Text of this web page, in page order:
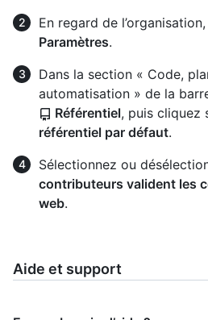
En regard de
Paramètres.
Dans la section « Code,
automatisation » de la
Référentiel, puis cliquez
référentiel par défaut.
Sélectionnez ou
contributeurs valident les
web.
Aide et support